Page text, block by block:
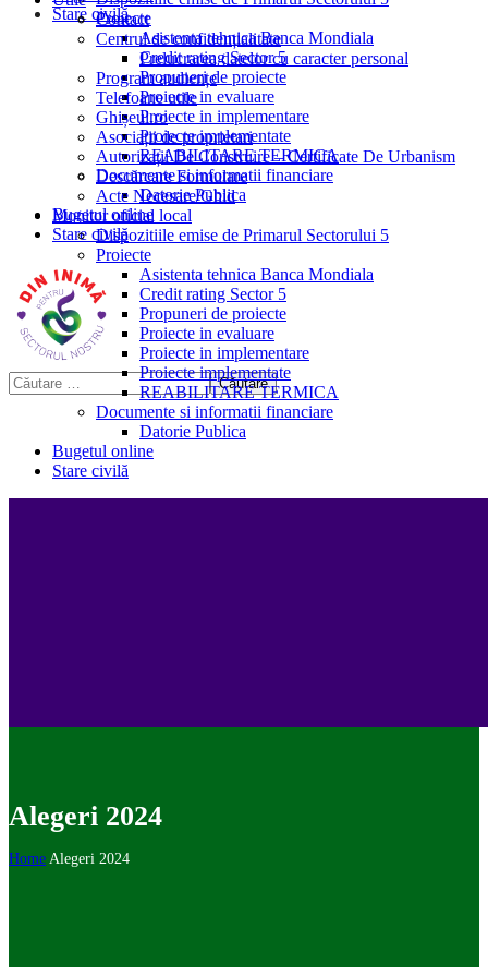
Stare civilă
Proiecte
Asistenta tehnica Banca Mondiala
Credit rating Sector 5
Propuneri de proiecte
Proiecte in evaluare
Proiecte in implementare
Proiecte implementate
REABILITARE TERMICA
Documente si informatii financiare
Datorie Publica
Bugetul online
Stare civilă
Contact
Centrul de confidențialitate
Prelucrarea datelor cu caracter personal
Program audiențe
Telefoane utile
Ghișeul.ro
Asociații de proprietari
Autorizații De Construire – Certificate De Urbanism
Descărcare Formulare
Acte Necesare/Ghid
Monitor oficial local
Dispozitiile emise de Primarul Sectorului 5
Proiecte
Asistenta tehnica Banca Mondiala
Credit rating Sector 5
Propuneri de proiecte
Proiecte in evaluare
Proiecte in implementare
Proiecte implementate
REABILITARE TERMICA
Documente si informatii financiare
Datorie Publica
Bugetul online
Stare civilă
Alegeri 2024
Home Alegeri 2024